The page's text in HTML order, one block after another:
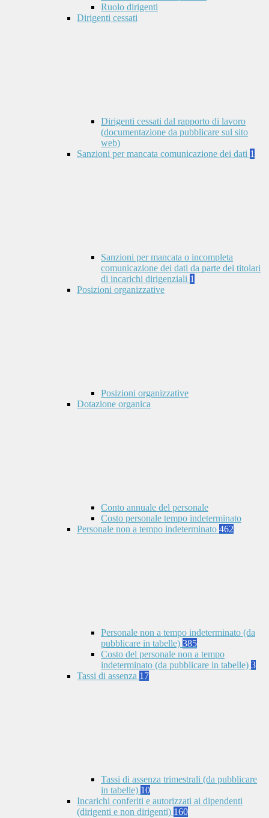
Ruolo dirigenti
Dirigenti cessati
Dirigenti cessati dal rapporto di lavoro
(documentazione da pubblicare sul sito
web)
Sanzioni per mancata comunicazione dei dati 1
Sanzioni per mancata o incompleta
comunicazione dei dati da parte dei titolari
di incarichi dirigenziali 1
Posizioni organizzative
Posizioni organizzative
Dotazione organica
Conto annuale del personale
Costo personale tempo indeterminato
Personale non a tempo indeterminato 462
Personale non a tempo indeterminato (da
pubblicare in tabelle) 385
Costo del personale non a tempo
indeterminato (da pubblicare in tabelle) 3
Tassi di assenza 17
Tassi di assenza trimestrali (da pubblicare
in tabelle) 10
Incarichi conferiti e autorizzati ai dipendenti
(dirigenti e non dirigenti) 160